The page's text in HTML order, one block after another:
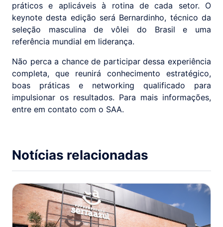
práticos e aplicáveis à rotina de cada setor. O
keynote desta edição será Bernardinho, técnico da
seleção masculina de vôlei do Brasil e uma
referência mundial em liderança.
Não perca a chance de participar dessa experiência
completa, que reunirá conhecimento estratégico,
boas práticas e networking qualificado para
impulsionar os resultados. Para mais informações,
entre em contato com o SAA.
Notícias relacionadas